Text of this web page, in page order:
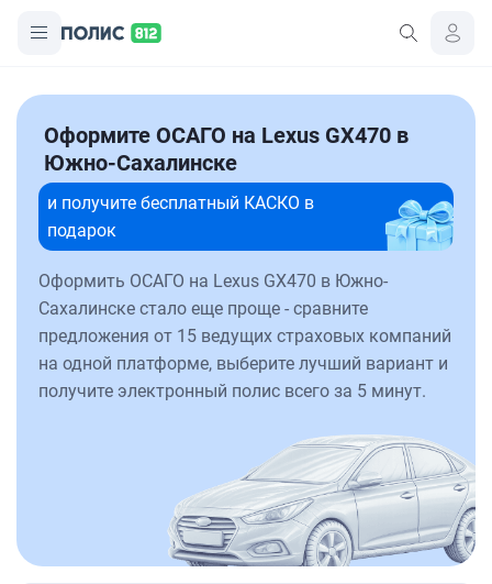
Оформите ОСАГО на Lexus GX470 в
Южно-Сахалинске
и получите бесплатный КАСКО в
подарок
Оформить ОСАГО на Lexus GX470 в Южно-
Сахалинске стало еще проще - сравните
предложения от 15 ведущих страховых компаний
на одной платформе, выберите лучший вариант и
получите электронный полис всего за 5 минут.